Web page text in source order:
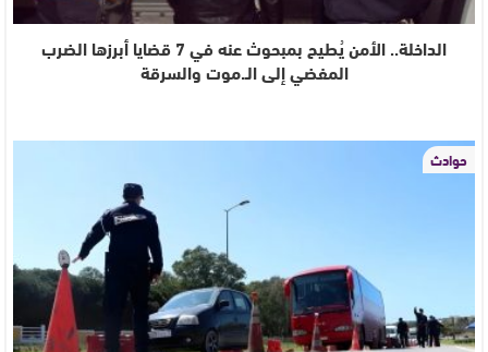
الداخلة.. الأمن يُطيح بمبحوث عنه في 7 قضايا أبرزها الضرب
المفضي إلى الـ.موت والسرقة
حوادث